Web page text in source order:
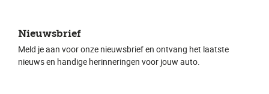
Nieuwsbrief
Meld je aan voor onze nieuwsbrief en ontvang het laatste
nieuws en handige herinneringen voor jouw auto.